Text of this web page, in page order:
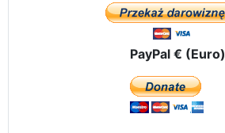
PayPal € (Euro)